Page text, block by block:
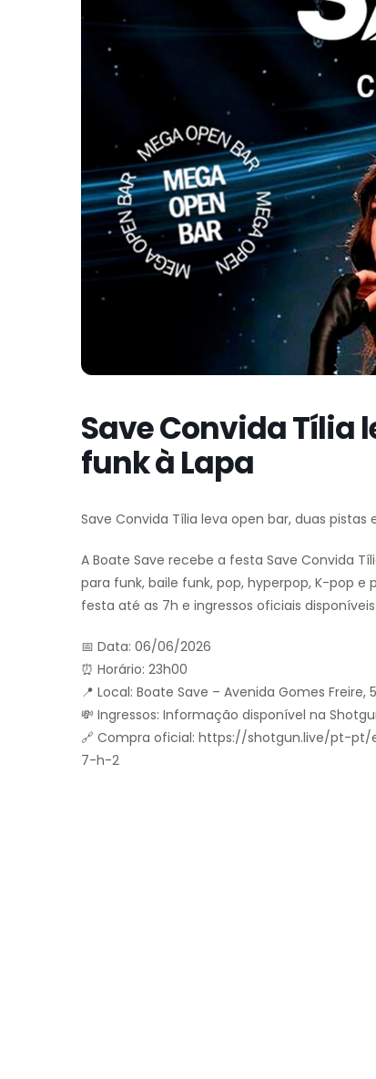
Save Convida Tília
funk à Lapa
Save Convida Tília leva open bar, duas pistas
A Boate Save recebe a festa Save Convida
para funk, baile funk, pop, hyperpop, K-pop
festa até as 7h e ingressos oficiais
📅 Data: 06/06/2026
⏰ Horário: 23h00
📍 Local: Boate Save – Avenida Gomes Freire,
💸 Ingressos: Informação disponível na
🔗 Compra oficial: https://shotgun.live/pt-
7-h-2